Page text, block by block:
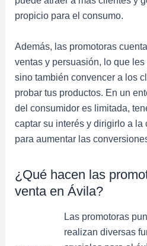
propicio para el consumo.
Además, las promotoras
ventas y persuasión, lo que
sino también convencer a los
probar tus productos. En un
del consumidor es limitada,
captar su interés y dirigirlo a la
para aumentar las
¿Qué hacen las
venta en Ávila?
Las promotoras
realizan diversas